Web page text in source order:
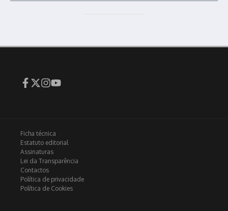
Ficha técnica
Estatuto editorial
Assinaturas
Lei da Transparência
Contactos
Política de privacidade
Política de Cookies